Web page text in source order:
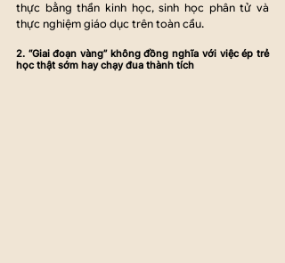
thực bằng thần kinh học, sinh học phân tử và
thực nghiệm giáo dục trên toàn cầu.
2. “Giai đoạn vàng” không đồng nghĩa với việc ép trẻ
học thật sớm hay chạy đua thành tích